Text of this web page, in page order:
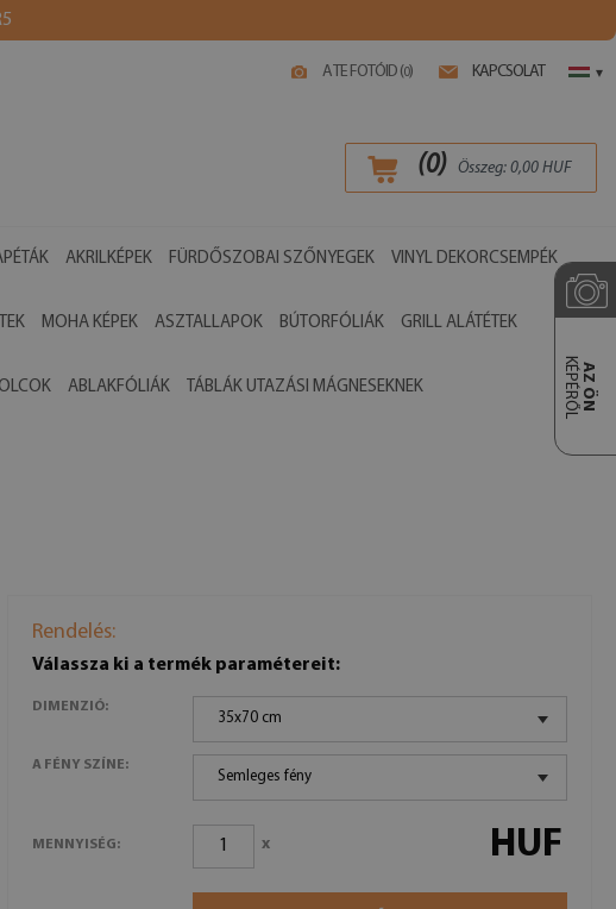
A TE FOTÓID (0) KAPCSOLAT ▾
(0) Összeg: 0,00 HUF
AKRILKÉPEK FÜRDŐSZOBAI SZŐNYEGEK VINYL DEKORCSEMPÉK
MOHA KÉPEK ASZTALLAPOK BÚTORFÓLIÁK GRILL ALÁTÉTEK
ABLAKFÓLIÁK TÁBLÁK UTAZÁSI MÁGNESEKNEK AZ ÖN
KÉPÉRŐL
Rendelés:
Válassza ki a termék paramétereit:
DIMENZIÓ:
35x70 cm
A FÉNY SZÍNE:
Semleges fény
MENNYISÉG: x HUF